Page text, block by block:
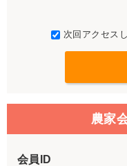
次回アクセス
農家
会員ID